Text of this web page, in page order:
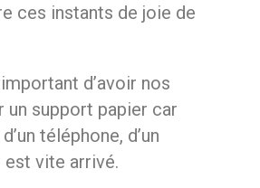
ces instants de joie de
d’avoir nos
un support papier car
téléphone, d’un
est vite arrivé.